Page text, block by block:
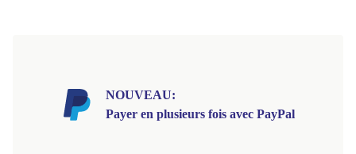
NOUVEAU:
Payer en plusieurs fois avec PayPal